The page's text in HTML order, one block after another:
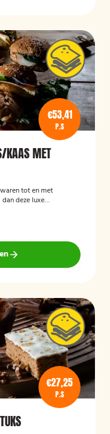
€53,41
P.S
KAAS MET
tot en met
deze luxe
€27,25
P.S